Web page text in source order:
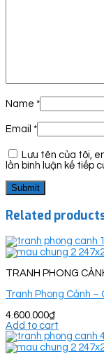
Name *
Email *
Lưu tên của tôi,
lần bình luận kế tiếp
Related
TRANH PHONG
Tranh Phong Cảnh –
4.600.000₫
Add to cart